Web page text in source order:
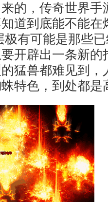
的，传奇世界手
道到底能不能在
极有可能是那些
开辟出一条新的
猛兽都难见到，
特色，到处都是